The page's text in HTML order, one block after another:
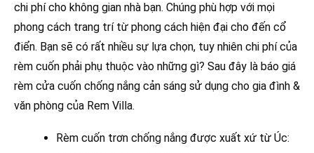
chi phí cho không gian nhà bạn. Chúng phù hợp với mọi
phong cách trang trí từ phong cách hiện đại cho đến cổ
điển. Bạn sẽ có rất nhiều sự lựa chọn, tuy nhiên chi phí của
rèm cuốn phải phụ thuộc vào những gì? Sau đây là báo giá
rèm cửa cuốn chống nắng cản sáng sử dụng cho gia đình &
văn phòng của Rem Villa.
Rèm cuốn trơn chống nắng được xuất xứ từ Úc: